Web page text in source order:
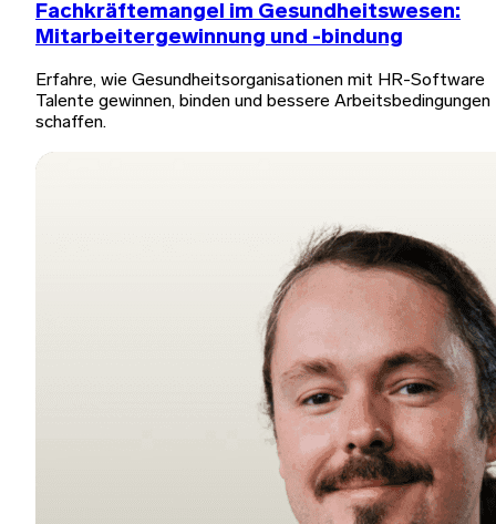
Fachkräftemangel im Gesundheitswesen:
Mitarbeitergewinnung und -bindung
Erfahre, wie Gesundheitsorganisationen mit HR-Software
Talente gewinnen, binden und bessere Arbeitsbedingungen
schaffen.